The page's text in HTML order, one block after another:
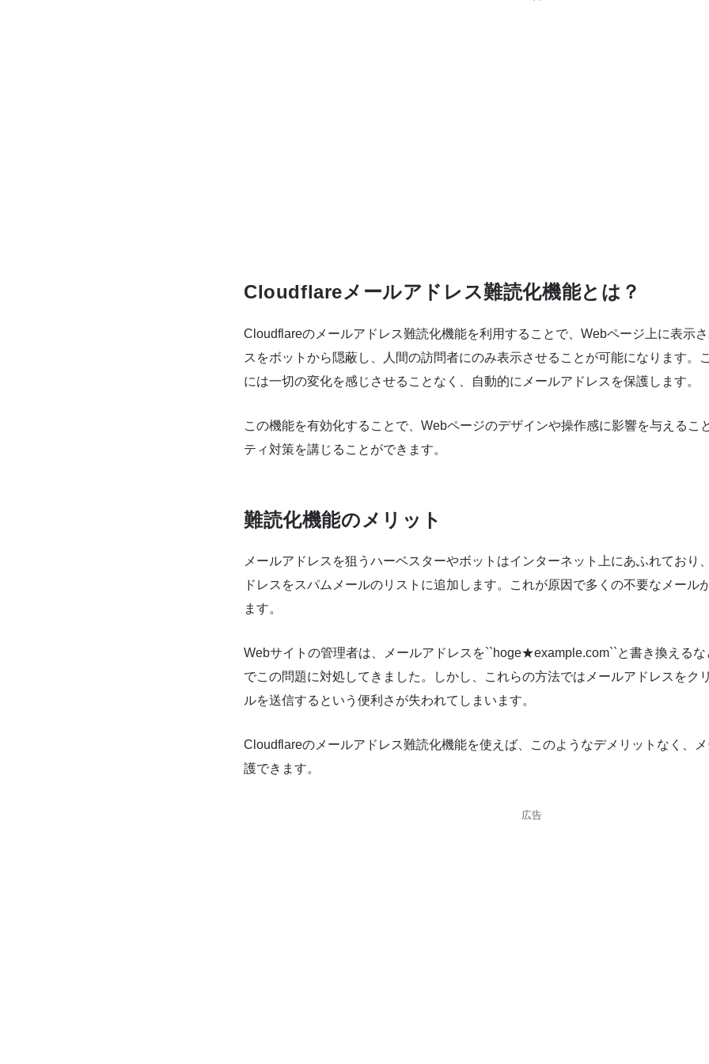
Cloudflareメールアドレス難読化機能とは？
Cloudflareのメールアドレス難読化機能を利用することで、Webページ上に表示
スをボットから隠蔽し、人間の訪問者にのみ表示させることが可能になります。
には一切の変化を感じさせることなく、自動的にメールアドレスを保護します。
この機能を有効化することで、Webページのデザインや操作感に影響を与えるこ
ティ対策を講じることができます。
難読化機能のメリット
メールアドレスを狙うハーベスターやボットはインターネット上にあふれており
ドレスをスパムメールのリストに追加します。これが原因で多くの不要なメール
ます。
Webサイトの管理者は、メールアドレスを``hoge★example.com``と書き換える
でこの問題に対処してきました。しかし、これらの方法ではメールアドレスをク
ルを送信するという便利さが失われてしまいます。
Cloudflareのメールアドレス難読化機能を使えば、このようなデメリットなく、
護できます。
広告